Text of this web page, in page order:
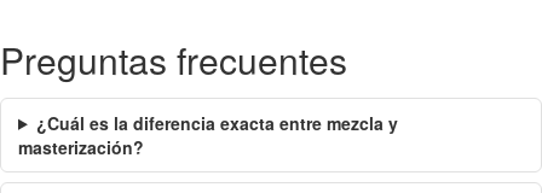
Preguntas frecuentes
¿Cuál es la diferencia exacta entre mezcla y
masterización?